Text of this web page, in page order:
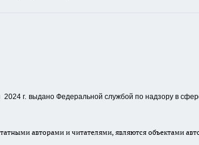
2024 г. выдано Федеральной службой по надзору в
авторами и читателями, являются объектами